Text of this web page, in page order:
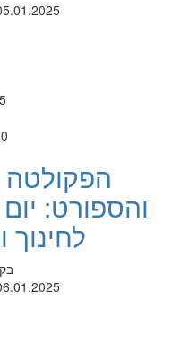
05.01.2025 בשעה 13:00-08:00
הפקולטה
והספורט:
06.01.2025 בשעה 14:00-08:30